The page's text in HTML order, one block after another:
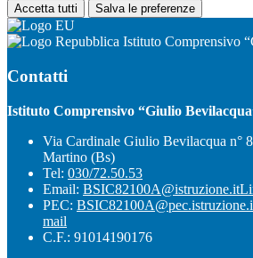
Accetta tutti Salva le preferenze
Istituto Comprensivo
Contatti
Istituto Comprensivo “Giulio
Via Cardinale Giulio Bevilacqua n°
Martino (Bs)
Tel: 030/72.50.53
Email: BSIC82100A@istruzione.it
PEC:
mail
C.F.: 91014190176